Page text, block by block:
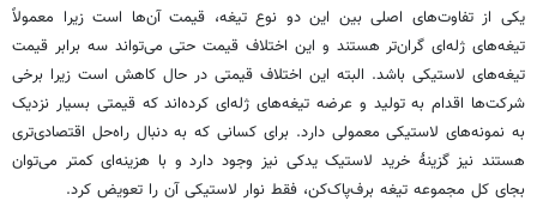
یکی از تفاوت‌های اصلی بین این دو نوع تیغه، قیمت آن‌ها است زیرا معمولاً
تیغه‌های ژله‌ای گران‌تر هستند و این اختلاف قیمت حتی می‌تواند سه برابر قیمت
تیغه‌های لاستیکی باشد. البته این اختلاف قیمتی در حال کاهش است زیرا برخی
شرکت‌ها اقدام به تولید و عرضه تیغه‌های ژله‌ای کرده‌اند که قیمتی بسیار نزدیک
به نمونه‌های لاستیکی معمولی دارد. برای کسانی که به دنبال راه‌حل اقتصادی‌تری
هستند نیز گزینهٔ خرید لاستیک یدکی نیز وجود دارد و با هزینه‌ای کمتر می‌توان
بجای کل مجموعه تیغه برف‌پاک‌کن، فقط نوار لاستیکی آن را تعویض کرد.